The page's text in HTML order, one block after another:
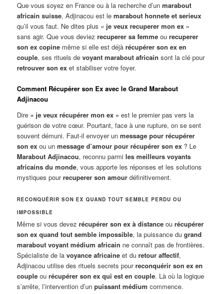
Que vous soyez en France ou à la recherche d’unmarabout
africain suisse, Adjinacou est lemarabout honnete et serieux
qu’il vous faut. Ne dites plus « je veux recuperer mon ex »
sans agir. Que vous deviezrecuperer sa femme ourecuperer
son ex copine même si elle est déjàrécupérer son ex en
couple, ses rituels devoyant marabout africain sont la clé pour
retrouver son ex et stabiliser votre foyer.
Comment Récupérer son Ex avec le Grand Marabout
Adjinacou
Dire « je veux récupérer mon ex » est le premier pas vers la
guérison de votre cœur. Pourtant, face à une rupture, on se sent
souvent démuni. Faut-il envoyer unmessage pour récupérer
son ex ou unmessage d’amour pour récupérer son ex ? Le
Marabout Adjinacou, reconnu parmiles meilleurs voyants
africains du monde, vous apporte les réponses et les solutions
mystiques pourrecuperer son amour définitivement.
RECONQUÉRIR SON EX QUAND TOUT SEMBLE PERDU OU
IMPOSSIBLE
Même si vous devezrécupérer son ex à distance ourécupérer
son ex quand tout semble impossible, la puissance dugrand
marabout voyant médium africain ne connaît pas de frontières.
Spécialiste de lavoyance africaine et duretour affectif,
Adjinacou utilise des rituels secrets pourreconquérir son ex en
couple ourécupérer son ex qui est en couple. Là où la logique
s’arrête, l’intervention d’unpuissant médium commence.